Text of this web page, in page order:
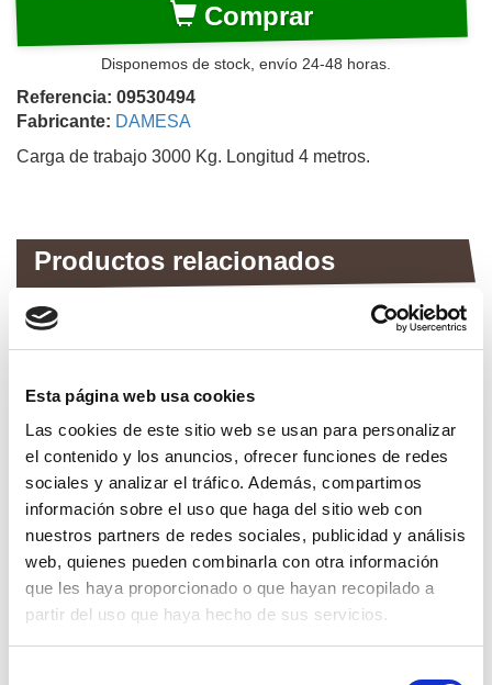
Esta página web usa cookies
Las cookies de este sitio web se usan para personalizar
el contenido y los anuncios, ofrecer funciones de redes
sociales y analizar el tráfico. Además, compartimos
información sobre el uso que haga del sitio web con
nuestros partners de redes sociales, publicidad y análisis
web, quienes pueden combinarla con otra información
que les haya proporcionado o que hayan recopilado a
partir del uso que haya hecho de sus servicios.
Comprar
Disponemos de stock, envío 24-48 horas.
Referencia: 09530494
Fabricante: DAMESA
Carga de trabajo 3000 Kg. Longitud 4 metros.
Productos relacionados